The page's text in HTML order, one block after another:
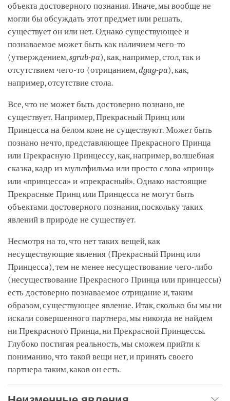
объекта достоверного познания. Иначе, мы вообще не
могли бы обсуждать этот предмет или решать,
существует он или нет. Однако существующее и
познаваемое может быть как наличием чего-то
(утверждением,sgrub-pa), как, например, стол, так и
отсутствием чего-то (отрицанием,dgag-pa), как,
например, отсутствие стола.
Все, что не может быть достоверно познано, не
существует. Например, Прекрасный Принц или
Принцесса на белом коне не существуют. Может быть
познано нечто, представляющее Прекрасного Принца
или Прекрасную Принцессу, как, например, волшебная
сказка, кадр из мультфильма или просто слова «принц»
или «принцесса» и «прекрасный». Однако настоящие
Прекрасные Принц или Принцесса не могут быть
объектами достоверного познания, поскольку таких
явлений в природе не существует.
Несмотря на то, что нет таких вещей, как
несуществующие явления (Прекрасный Принц или
Принцесса), тем не менее несуществование чего-либо
(несуществование Прекрасного Принца или принцессы)
есть достоверно познаваемое отрицание и, таким
образом, существующее явление. Итак, сколько бы мы ни
искали совершенного партнера, мы никогда не найдем
ни Прекрасного Принца, ни Прекрасной Принцессы.
Глубоко постигая реальность, мы сможем прийти к
пониманию, что такой вещи нет, и принять своего
партнера таким, каков он есть.